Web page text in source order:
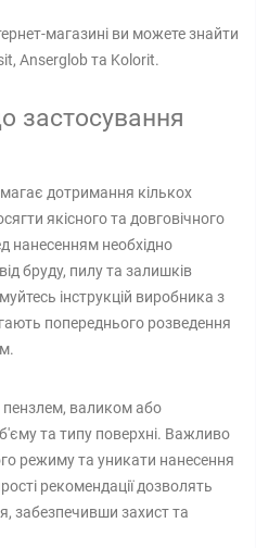
магазині ви можете знайти
Anserglob та Kolorit.
застосування
дотримання кількох
якісного та довговічного
нанесенням необхідно
бруду, пилу та залишків
інструкцій виробника з
попереднього розведення
валиком або
та типу поверхні. Важливо
режиму та уникати нанесення
рекомендації дозволять
забезпечивши захист та